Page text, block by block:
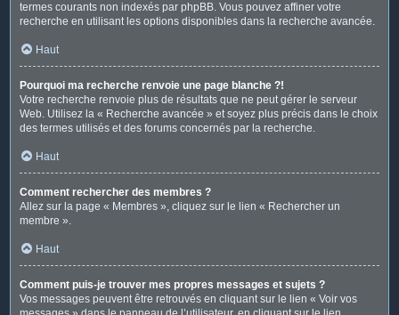
termes courants non indexés par phpBB. Vous pouvez affiner votre
recherche en utilisant les options disponibles dans la recherche avancée.
Haut
Pourquoi ma recherche renvoie une page blanche ?!
Votre recherche renvoie plus de résultats que ne peut gérer le serveur
Web. Utilisez la « Recherche avancée » et soyez plus précis dans le choix
des termes utilisés et des forums concernés par la recherche.
Haut
Comment rechercher des membres ?
Allez sur la page « Membres », cliquez sur le lien « Rechercher un
membre ».
Haut
Comment puis-je trouver mes propres messages et sujets ?
Vos messages peuvent être retrouvés en cliquant sur le lien « Voir vos